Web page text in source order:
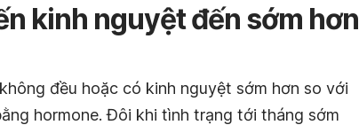
kinh nguyệt đến sớm hơn
đều hoặc có kinh nguyệt sớm hơn so với
hormone. Đôi khi tình trạng tới tháng sớm